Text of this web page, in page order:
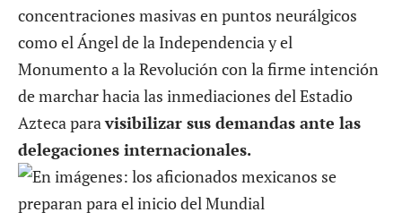
concentraciones masivas en puntos neurálgicos
como el Ángel de la Independencia y el
Monumento a la Revolución con la firme intención
de marchar hacia las inmediaciones del Estadio
Azteca paravisibilizar sus demandas ante las
delegaciones internacionales.